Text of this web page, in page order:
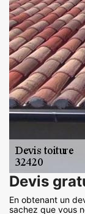
Devis
En obtenant un
sachez que vous